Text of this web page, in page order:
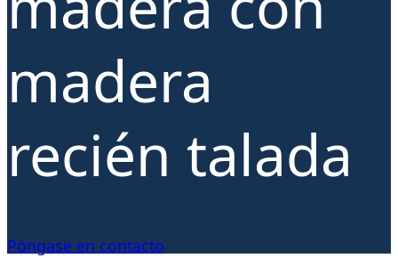
madera
recién talada
Póngase en contacto